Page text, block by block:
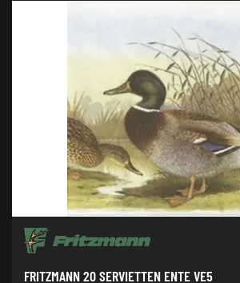
FRITZMANN 20 SERVIETTEN ENTE VE5